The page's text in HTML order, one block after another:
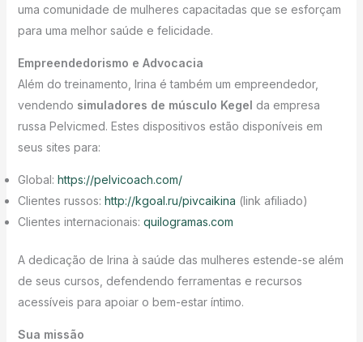
uma comunidade de mulheres capacitadas que se esforçam
para uma melhor saúde e felicidade.
Empreendedorismo e Advocacia
Além do treinamento, Irina é também um empreendedor,
vendendo simuladores de músculo Kegel da empresa
russa Pelvicmed. Estes dispositivos estão disponíveis em
seus sites para:
Global: https://pelvicoach.com/
Clientes russos: http://kgoal.ru/pivcaikina (link afiliado)
Clientes internacionais: quilogramas.com
A dedicação de Irina à saúde das mulheres estende-se além
de seus cursos, defendendo ferramentas e recursos
acessíveis para apoiar o bem-estar íntimo.
Sua missão